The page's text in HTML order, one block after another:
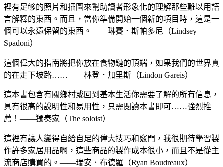
裡有足够的照片和插圖來幫助讀者形象化的理解那些難以用語
言解釋的東西。而且，當你準備開始一個新的項目時，這是一
個可以永遠保留的東西。——琳賽．斯帕多尼（Lindsey
Spadoni）
這個偉大的指南將把你放在食物鏈的頂端，如果我們的世界真
的在走下坡路……——林登．加里斯（Lindon Gareis）
這本書包含有關鄉村或回到基本生活你需要了解的所有信息，
具有很高的說明性和易用性，只需閱讀本書即可……強烈推
薦！——獨奏家（The soloist）
這裡有讓人變得自給自足的偉大技巧和竅門，我很期待學習製
作許多家居用品啊，這些商品的製作成本很小，而且不是從主
流商店購買的。——瑞安．布德羅（Ryan Boudreaux）